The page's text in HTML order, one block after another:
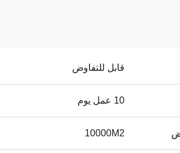
قابل للتفاوض
10 عمل يوم
10000M2